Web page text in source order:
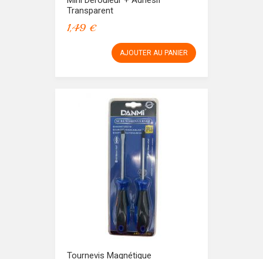
Transparent
1,49 €
AJOUTER AU PANIER
Tournevis Magnétique